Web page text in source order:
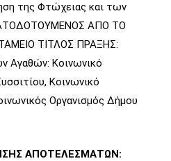
της Φτώχειας και των
ΑΠΟ ΤΟ
ΤΙΤΛΟΣ ΠΡΑΞΗΣ:
Αγαθών: Κοινωνικό
Κοινωνικό
Οργανισμός Δήμου
ΑΠΟΤΕΛΕΣΜΑΤΩΝ: